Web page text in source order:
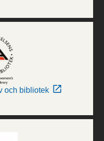
och bibliotek